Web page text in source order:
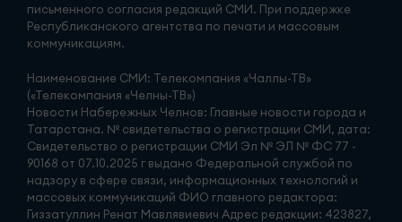
письменного согласия редакций СМИ. При поддержке
Республиканского агентства по печати и массовым
коммуникациям.
Наименование СМИ: Телекомпания «Чаллы-ТВ»
(«Телекомпания «Челны-ТВ»)
Новости Набережных Челнов: Главные новости города и
Татарстана. № свидетельства о регистрации СМИ, дата:
Свидетельство о регистрации СМИ Эл № ЭЛ № ФС 77 -
90168 от 07.10.2025 г выдано Федеральной службой по
надзору в сфере связи, информационных технологий и
массовых коммуникаций ФИО главного редактора:
Гиззатуллин Ренат Мавлявиевич Адрес редакции: 423827,